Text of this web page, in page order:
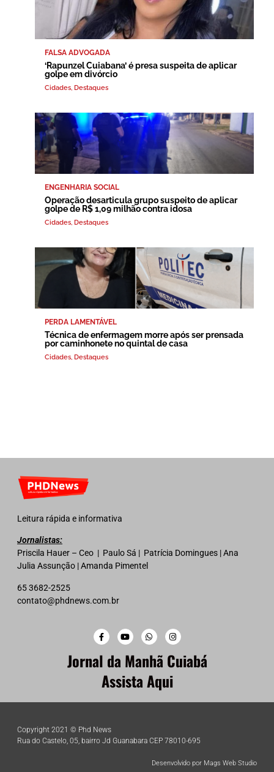
FALSA ADVOGADA
‘Rapunzel Cuiabana’ é presa suspeita de aplicar
golpe em divórcio
Cidades Destaques
ENGENHARIA SOCIAL
Operação desarticula grupo suspeito de aplicar
golpe de R$ 1,09 milhão contra idosa
Cidades Destaques
PERDA LAMENTÁVEL
Técnica de enfermagem morre após ser prensada
por caminhonete no quintal de casa
Cidades Destaques
Leitura rápida e informativa
Jornalistas:
Priscila Hauer – Ceo | Paulo Sá | Patrícia Domingues | Ana
Julia Assunção | Amanda Pimentel
65 3682-2525
contato@phdnews.com.br
Jornal da Manhã Cuiabá
Assista Aqui
Copyright 2021 © Phd News
Rua do Castelo, 05, bairro Jd Guanabara CEP 78010-695
Desenvolvido por Mags Web Studio